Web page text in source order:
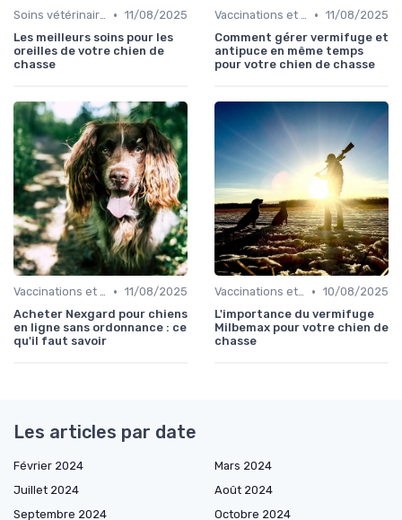
Soins vétérinaires pour chiens de chasse • 11/08/2025
Les meilleurs soins pour les
oreilles de votre chien de
chasse
Vaccinations et traitements antiparasitaires • 11/08/2025
Comment gérer vermifuge et
antipuce en même temps
pour votre chien de chasse
Vaccinations et traitements antiparasitaires • 11/08/2025
Acheter Nexgard pour chiens
en ligne sans ordonnance : ce
qu'il faut savoir
Vaccinations et traitements antiparasitaires • 10/08/2025
L'importance du vermifuge
Milbemax pour votre chien de
chasse
Les articles par date
Février 2024
Mars 2024
Juillet 2024
Août 2024
Septembre 2024
Octobre 2024